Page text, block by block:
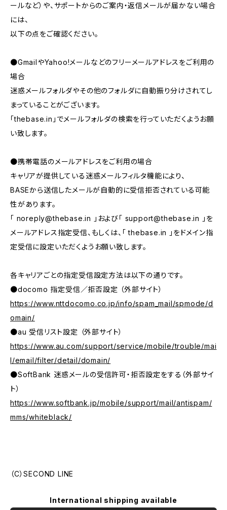
ールなど）や、サポートからのご案内・返信メールが届かない場合
には、
以下の点をご確認ください。
●GmailやYahoo!メールなどのフリーメールアドレスをご利用の
場合
迷惑メールフォルダやその他のフォルダに自動振り分けされてし
まっていることがございます。
「thebase.in」でメールフォルダの検索を行っていただくようお願
い致します。
●携帯電話のメールアドレスをご利用の場合
キャリアが提供している迷惑メールフィルタ機能により、
BASEから送信したメールが自動的に受信拒否されている可能
性があります。
「 noreply@thebase.in 」および「 support@thebase.in
」を
メールアドレス指定受信、もしくは、「 thebase.in 」をドメイン指
定受信に設定いただくようお願い致します。
各キャリアごとの指定受信設定方法は以下の通りです。
●docomo 指定受信／拒否設定 （外部サイト）
https://www.nttdocomo.co.jp/info/spam_mail/spmode/d
omain/
●au 受信リスト設定 （外部サイト）
https://www.au.com/support/service/mobile/trouble/mai
l/email/filter/detail/domain/
●SoftBank 迷惑メールの受信許可・拒否設定をする（外部サイ
ト）
https://www.softbank.jp/mobile/support/mail/antispam/
mms/whiteblack/
（C）SECOND LINE
International shipping available